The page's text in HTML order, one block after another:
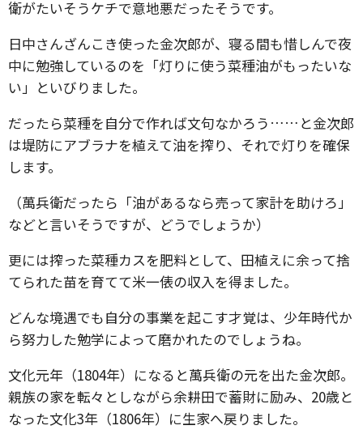
衛がたいそうケチで意地悪だったそうです。
日中さんざんこき使った金次郎が、寝る間も惜しんで夜
中に勉強しているのを「灯りに使う菜種油がもったいな
い」といびりました。
だったら菜種を自分で作れば文句なかろう……と金次郎
は堤防にアブラナを植えて油を搾り、それで灯りを確保
します。
（萬兵衛だったら「油があるなら売って家計を助けろ」
などと言いそうですが、どうでしょうか）
更には搾った菜種カスを肥料として、田植えに余って捨
てられた苗を育てて米一俵の収入を得ました。
どんな境遇でも自分の事業を起こす才覚は、少年時代か
ら努力した勉学によって磨かれたのでしょうね。
文化元年（1804年）になると萬兵衛の元を出た金次郎。
親族の家を転々としながら余耕田で蓄財に励み、20歳と
なった文化3年（1806年）に生家へ戻りました。